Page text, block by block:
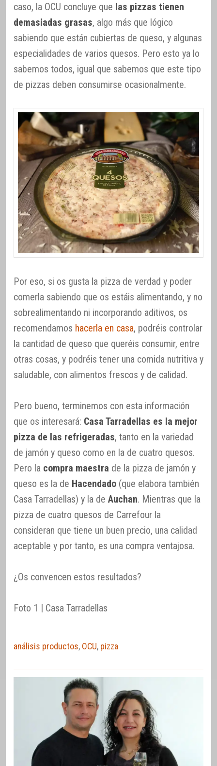
caso, la OCU concluye que las pizzas tienen
demasiadas grasas, algo más que lógico
sabiendo que están cubiertas de queso, y algunas
especialidades de varios quesos. Pero esto ya lo
sabemos todos, igual que sabemos que este tipo
de pizzas deben consumirse ocasionalmente.
Por eso, si os gusta la pizza de verdad y poder
comerla sabiendo que os estáis alimentando, y no
sobrealimentando ni incorporando aditivos, os
recomendamos hacerla en casa, podréis controlar
la cantidad de queso que queréis consumir, entre
otras cosas, y podréis tener una comida nutritiva y
saludable, con alimentos frescos y de calidad.
Pero bueno, terminemos con esta información
que os interesará: Casa Tarradellas es la mejor
pizza de las refrigeradas, tanto en la variedad
de jamón y queso como en la de cuatro quesos.
Pero la compra maestra de la pizza de jamón y
queso es la de Hacendado (que elabora también
Casa Tarradellas) y la de Auchan. Mientras que la
pizza de cuatro quesos de Carrefour la
consideran que tiene un buen precio, una calidad
aceptable y por tanto, es una compra ventajosa.
¿Os convencen estos resultados?
Foto 1 | Casa Tarradellas
análisis productos, OCU, pizza